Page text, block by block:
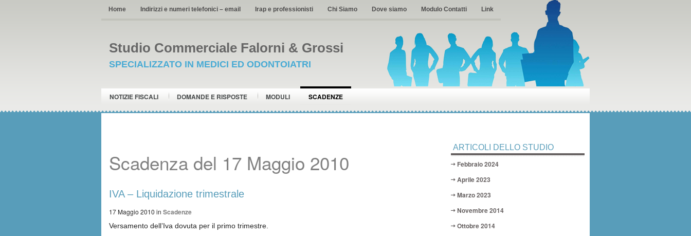
Home Indirizzi e numeri telefonici – email Irap e professionisti Chi Siamo Dove siamo Modulo Contatti Link
Studio Commerciale Falorni & Grossi
SPECIALIZZATO IN MEDICI ED ODONTOIATRI
NOTIZIE FISCALI DOMANDE E RISPOSTE MODULI SCADENZE
Scadenza del 17 Maggio 2010
IVA – Liquidazione trimestrale
17 Maggio 2010 in Scadenze
Versamento dell’Iva dovuta per il primo trimestre.
ARTICOLI DELLO STUDIO
Febbraio 2024
Aprile 2023
Marzo 2023
Novembre 2014
Ottobre 2014